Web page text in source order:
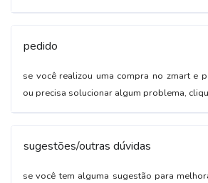
pedido
se você realizou uma compra no zmart e
ou precisa solucionar algum problema,
sugestões/outras dúvidas
se você tem alguma sugestão para